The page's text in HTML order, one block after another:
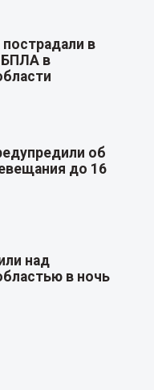
в
БПЛА в
об
до 16
над
в ночь